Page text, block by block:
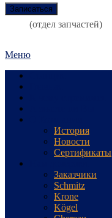
(отдел запчастей)
Меню
История
Новости
Сертификаты
Заказчики
Schmitz
Krone
Kögel